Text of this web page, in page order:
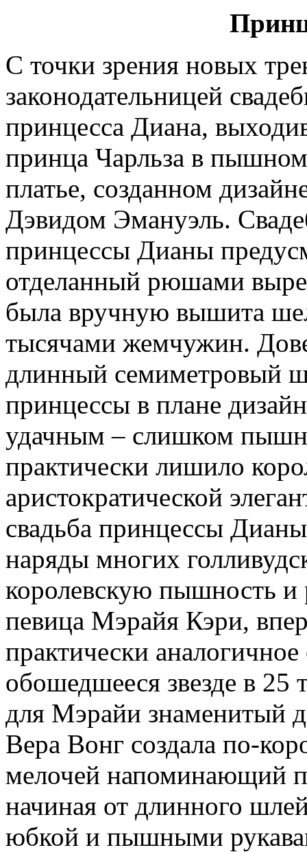
С точки зрения новых
законодательницей
принцесса Диана,
принца Чарльза в
платье, созданном
Дэвидом Эмануэль.
принцессы Дианы
отделанный рюшами
была вручную вышита
тысячами жемчужин.
длинный семиметровый
принцессы в плане
удачным – слишком
практически лишило
аристократической
свадьба принцессы
наряды многих
королевскую пышность
певица Мэрайя Кэри,
практически аналогичное
обошедшееся звезде в 25
для Мэрайи знаменитый
Вера Вонг создала по-
мелочей напоминающий
начиная от длинного
юбкой и пышными